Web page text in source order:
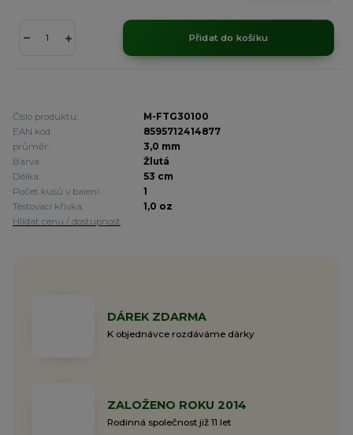
Přidat do košíku
Číslo produktu:
M-FTG30100
EAN kód:
8595712414877
průměr:
3,0 mm
Barva:
Žlutá
Délka:
53 cm
Počet kusů v balení:
1
Testovací křivka:
1,0 oz
Hlídat cenu / dostupnost
DÁREK ZDARMA
K objednávce rozdáváme dárky
ZALOŽENO ROKU 2014
Rodinná společnost již 11 let